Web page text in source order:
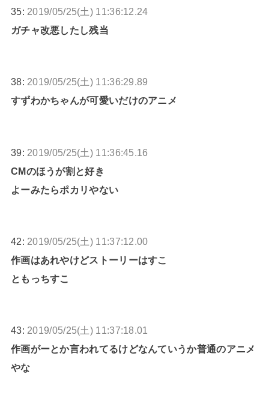
35: 2019/05/25(土) 11:36:12.24
ガチャ改悪したし残当
38: 2019/05/25(土) 11:36:29.89
すずわかちゃんが可愛いだけのアニメ
39: 2019/05/25(土) 11:36:45.16
CMのほうが割と好き
よーみたらポカリやない
42: 2019/05/25(土) 11:37:12.00
作画はあれやけどストーリーはすこ
ともっちすこ
43: 2019/05/25(土) 11:37:18.01
作画がーとか言われてるけどなんていうか普通のアニメ
やな